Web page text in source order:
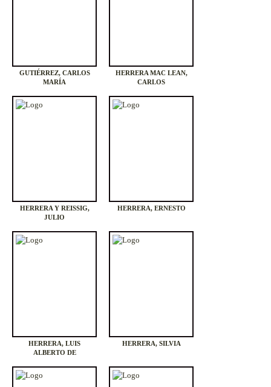
GUTIÉRREZ, CARLOS
MARÍA
HERRERA MAC LEAN,
CARLOS
HERRERA Y REISSIG,
JULIO
HERRERA, ERNESTO
HERRERA, LUIS
ALBERTO DE
HERRERA, SILVIA